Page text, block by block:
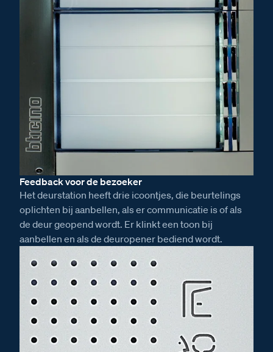
Feedback voor de bezoeker
Het deurstation heeft drie icoontjes, die beurtelings
oplichten bij aanbellen, als er communicatie is of als
de deur geopend wordt. Er klinkt een toon bij
aanbellen en als de deuropener bediend wordt.